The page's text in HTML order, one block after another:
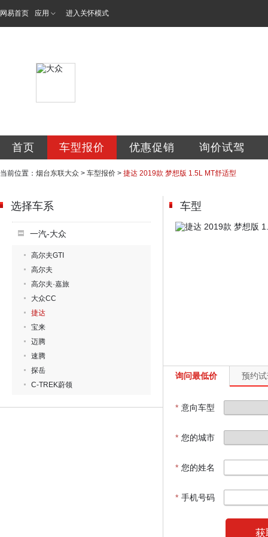
网易首页 应用 进入关怀模式
首页 车型报价 优惠促销 询价试驾
当前位置： 烟台东联大众 > 车型报价 > 捷达 2019款 梦想版 1.5L MT舒适型
选择车系
一汽-大众
高尔夫GTI
高尔夫
高尔夫·嘉旅
大众CC
捷达
宝来
迈腾
速腾
探岳
C-TREK蔚领
车型
询问最低价 预约
* 意向车型
* 您的城市
* 您的姓名
* 手机号码
获